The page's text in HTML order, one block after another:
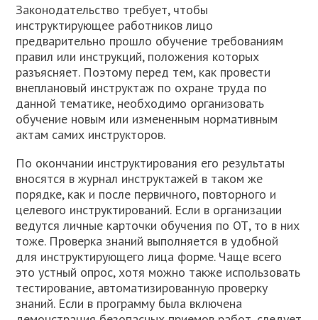
Законодательство требует, чтобы
инструктирующее работников лицо
предварительно прошло обучение требованиям
правил или инструкций, положения которых
разъясняет. Поэтому перед тем, как провести
внеплановый инструктаж по охране труда по
данной тематике, необходимо организовать
обучение новым или измененным нормативным
актам самих инструкторов.
По окончании инструктирования его результаты
вносятся в журнал инструктажей в таком же
порядке, как и после первичного, повторного и
целевого инструктирований. Если в организации
ведутся личные карточки обучения по ОТ, то в них
тоже. Проверка знаний выполняется в удобной
для инструктирующего лица форме. Чаще всего
это устный опрос, хотя можно также использовать
тестирование, автоматизированную проверку
знаний. Если в программу была включена